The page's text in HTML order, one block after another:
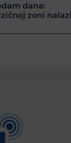
dana:
zoni nalazi